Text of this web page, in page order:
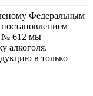
Федеральным
№ 612 мы
алкоголя.
в только